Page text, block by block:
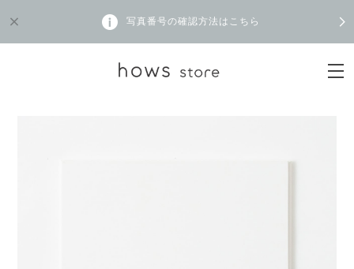
写真番号の確認方法はこちら